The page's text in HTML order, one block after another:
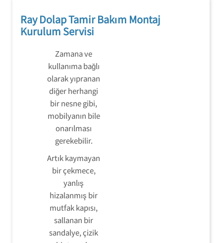
Ray Dolap Tamir Bakım Montaj
Kurulum Servisi
Zamana ve
kullanıma bağlı
olarak yıpranan
diğer herhangi
bir nesne gibi,
mobilyanın bile
onarılması
gerekebilir.
Artık kaymayan
bir çekmece,
yanlış
hizalanmış bir
mutfak kapısı,
sallanan bir
sandalye, çizik